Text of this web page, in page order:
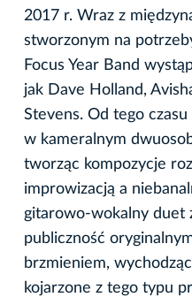
2017 r. Wraz z
stworzonym na
Focus Year Band
jak Dave Holland,
Stevens. Od tego
w kameralnym
tworząc kompozycje
improwizacją a
gitarowo-wokalny duet
publiczność
brzmieniem,
kojarzone z tego typu